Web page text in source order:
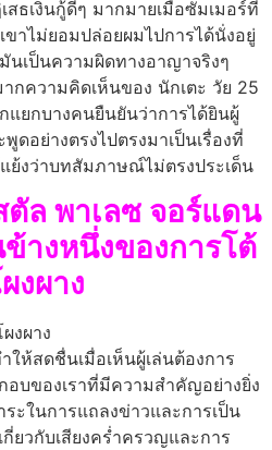
สธเงินกู้ดีๆ มากมายเมื่อซัมเมอร์ที่
าไม่ยอมปล่อยผมไปการได้นั่งอยู่
นเป็นความผิดทางอาญาจริงๆ
กความคิดเห็นของ นักเตะ วัย 25
แยกบางคนยืนยันว่าการได้ยินผู้
ดอย่างตรงไปตรงมาเป็นเรื่องที่
งว่าบทสัมภาษณ์ไม่ตรงประเด็น
ล พาเลซ จอร์แดน
างหนึ่งของการโต้
งผาง
ให้สดชื่นเมื่อเห็นผู้เล่นต้องการ
อบของเราที่มีความสำคัญอย่างยิ่ง
ระในการแถลงข่าวและการเป็น
ยวกับเสียงคร่ำครวญและการ